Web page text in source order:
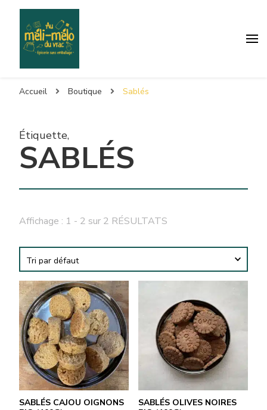
Accueil Boutique Sablés
Étiquette,
SABLÉS
Affichage : 1 - 2 sur 2 RÉSULTATS
SABLÉS CAJOU OIGNONS
SABLÉS OLIVES NOIRES